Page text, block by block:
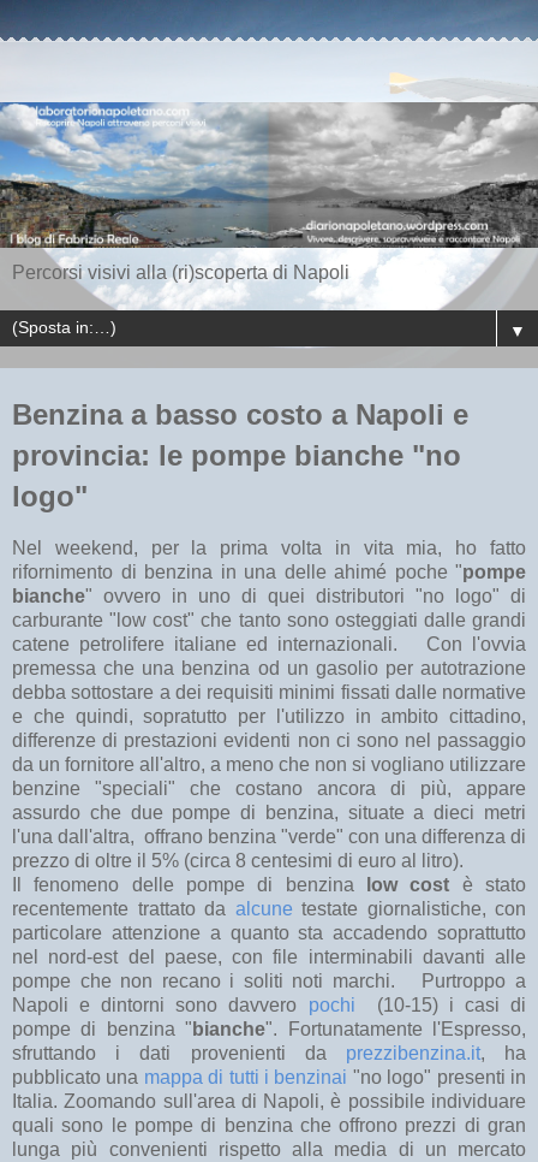
Percorsi visivi alla (ri)scoperta di Napoli
▼
Benzina a basso costo a Napoli e
provincia: le pompe bianche "no
logo"
Nel weekend, per la prima volta in vita mia, ho fatto
rifornimento di benzina in una delle ahimé poche "pompe
bianche" ovvero in uno di quei distributori "no logo" di
carburante "low cost" che tanto sono osteggiati dalle grandi
catene petrolifere italiane ed internazionali. Con l'ovvia
premessa che una benzina od un gasolio per autotrazione
debba sottostare a dei requisiti minimi fissati dalle normative
e che quindi, sopratutto per l'utilizzo in ambito cittadino,
differenze di prestazioni evidenti non ci sono nel passaggio
da un fornitore all'altro, a meno che non si vogliano utilizzare
benzine "speciali" che costano ancora di più, appare
assurdo che due pompe di benzina, situate a dieci metri
l'una dall'altra, offrano benzina "verde" con una differenza di
prezzo di oltre il 5% (circa 8 centesimi di euro al litro).
Il fenomeno delle pompe di benzina low cost è stato
recentemente trattato da alcune testate giornalistiche, con
particolare attenzione a quanto sta accadendo soprattutto
nel nord-est del paese, con file interminabili davanti alle
pompe che non recano i soliti noti marchi. Purtroppo a
Napoli e dintorni sono davvero pochi (10-15) i casi di
pompe di benzina " bianche". Fortunatamente l'Espresso,
sfruttando i dati provenienti da prezzibenzina.it, ha
pubblicato una mappa di tutti i benzinai "no logo" presenti in
Italia. Zoomando sull'area di Napoli, è possibile individuare
quali sono le pompe di benzina che offrono prezzi di gran
lunga più convenienti rispetto alla media di un mercato